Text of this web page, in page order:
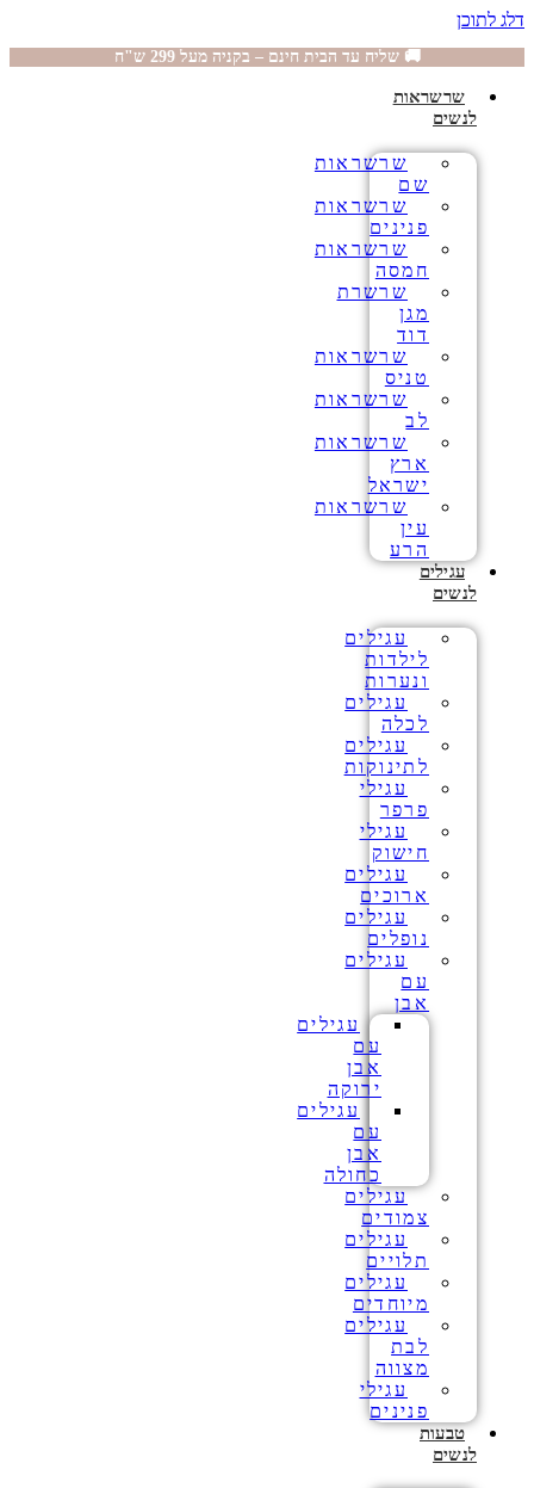
דלג לתוכן
🚚 שליח עד הבית חינם – בקניה מעל 299 ש"ח
שרשראות
לנשים
שרשראות
שם
שרשראות
פנינים
שרשראות
חמסה
שרשרת
מגן
דוד
שרשראות
טניס
שרשראות
לב
שרשראות
ארץ
ישראל
שרשראות
עין
הרע
עגילים
לנשים
עגילים
לילדות
ונערות
עגילים
לכלה
עגילים
לתינוקות
עגילי
פרפר
עגילי
חישוק
עגילים
ארוכים
עגילים
נופלים
עגילים
עם
אבן
עגילים
עם
אבן
ירוקה
עגילים
עם
אבן
כחולה
עגילים
צמודים
עגילים
תלויים
עגילים
מיוחדים
עגילים
לבת
מצווה
עגילי
פנינים
טבעות
לנשים